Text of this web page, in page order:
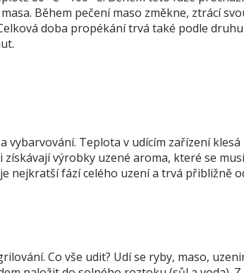
Během pečení maso změkne, ztrácí
doba propékání trvá také podle druhu
vybarvování. Teplota v udícím zařízení klesá
výrobky uzené aroma, které se musí
nejkratší fází celého uzení a trvá přibližně
Co vše udit? Udí se ryby, maso,